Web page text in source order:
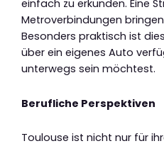
einfach zu erkunden. Eine
Metroverbindungen
Besonders praktisch ist
über ein eigenes Auto
unterwegs sein möchtest.
Berufliche Perspektiven
Toulouse ist nicht nur für